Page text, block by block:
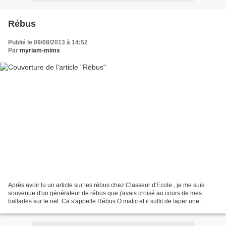
Rébus
Publié le 09/08/2013 à 14:52
Par myriam-mims
Après avoir lu un article sur les rébus chez Classeur d'Ecole , je me suis
souvenue d'un générateur de rébus que j'avais croisé au cours de mes
ballades sur le net. Ca s'appelle Rébus O matic et il suffit de taper une